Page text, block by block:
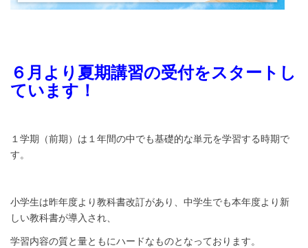
６月より夏期講習の受付をスタートし
ています！
１学期（前期）は１年間の中でも基礎的な単元を学習する時期で
す。
小学生は昨年度より教科書改訂があり、中学生でも本年度より新
しい教科書が導入され、
学習内容の質と量ともにハードなものとなっております。